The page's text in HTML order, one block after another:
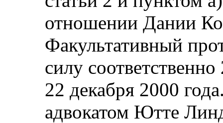
отношении Дании
Факультативный
силу
22 декабря 2000
адвокатом Ютте